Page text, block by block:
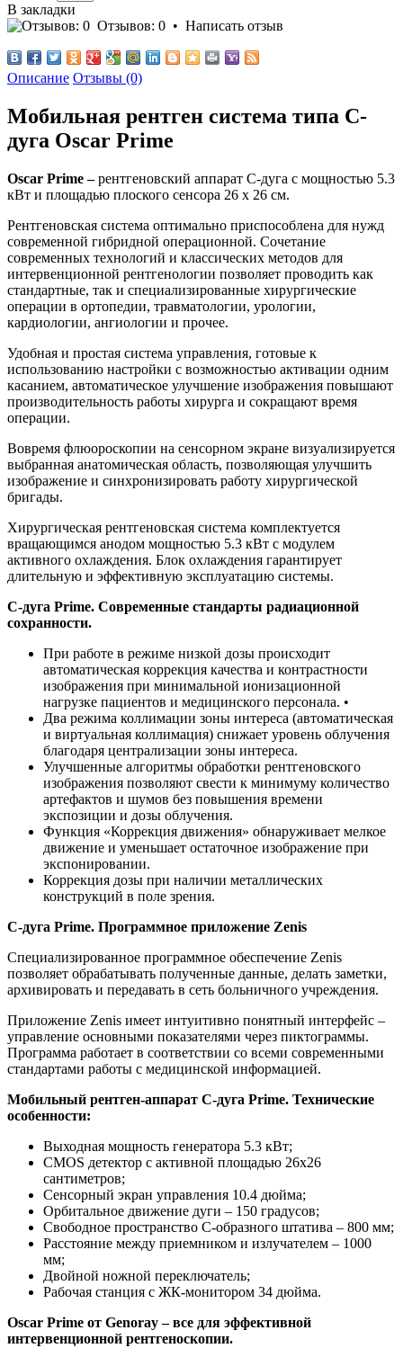
В закладки
Отзывов: 0 • Написать отзыв
Описание Отзывы (0)
Мобильная рентген система типа С-
дуга Oscar Prime
Oscar Prime –рентгеновский аппарат С-дуга с мощностью 5.3
кВт и площадью плоского сенсора 26 х 26 см.
Рентгеновская система оптимально приспособлена для нужд
современной гибридной операционной. Сочетание
современных технологий и классических методов для
интервенционной рентгенологии позволяет проводить как
стандартные, так и специализированные хирургические
операции в ортопедии, травматологии, урологии,
кардиологии, ангиологии и прочее.
Удобная и простая система управления, готовые к
использованию настройки с возможностью активации одним
касанием, автоматическое улучшение изображения повышают
производительность работы хирурга и сокращают время
операции.
Вовремя флюороскопии на сенсорном экране визуализируется
выбранная анатомическая область, позволяющая улучшить
изображение и синхронизировать работу хирургической
бригады.
Хирургическая рентгеновская система комплектуется
вращающимся анодом мощностью 5.3 кВт с модулем
активного охлаждения. Блок охлаждения гарантирует
длительную и эффективную эксплуатацию системы.
С-дуга Prime. Современные стандарты радиационной
сохранности.
При работе в режиме низкой дозы происходит
автоматическая коррекция качества и контрастности
изображения при минимальной ионизационной
нагрузке пациентов и медицинского персонала. •
Два режима коллимации зоны интереса (автоматическая
и виртуальная коллимация) снижает уровень облучения
благодаря централизации зоны интереса.
Улучшенные алгоритмы обработки рентгеновского
изображения позволяют свести к минимуму количество
артефактов и шумов без повышения времени
экспозиции и дозы облучения.
Функция «Коррекция движения» обнаруживает мелкое
движение и уменьшает остаточное изображение при
экспонировании.
Коррекция дозы при наличии металлических
конструкций в поле зрения.
С-дуга Prime. Программное приложение Zenis
Специализированное программное обеспечение Zenis
позволяет обрабатывать полученные данные, делать заметки,
архивировать и передавать в сеть больничного учреждения.
Приложение Zenis имеет интуитивно понятный интерфейс –
управление основными показателями через пиктограммы.
Программа работает в соответствии со всеми современными
стандартами работы с медицинской информацией.
Мобильный рентген-аппарат С-дуга Prime. Технические
особенности:
Выходная мощность генератора 5.3 кВт;
CMOS детектор с активной площадью 26х26
сантиметров;
Сенсорный экран управления 10.4 дюйма;
Орбитальное движение дуги – 150 градусов;
Свободное пространство С-образного штатива – 800 мм;
Расстояние между приемником и излучателем – 1000
мм;
Двойной ножной переключатель;
Рабочая станция с ЖК-монитором 34 дюйма.
Оscar Prime от Genoray – все для эффективной
интервенционной рентгеноскопии.